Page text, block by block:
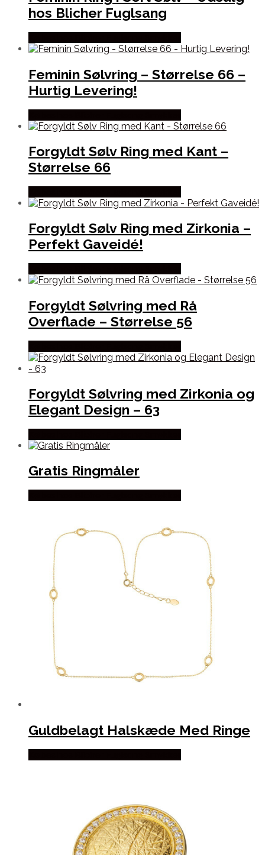
hos Blicher Fuglsang
Feminin Sølvring – Størrelse 66 –
Hurtig Levering!
Forgyldt Sølv Ring med Kant –
Størrelse 66
Forgyldt Sølv Ring med Zirkonia –
Perfekt Gaveidé!
Forgyldt Sølvring med Rå
Overflade – Størrelse 56
Forgyldt Sølvring med Zirkonia og
Elegant Design – 63
Gratis Ringmåler
Guldbelagt Halskæde Med Ringe